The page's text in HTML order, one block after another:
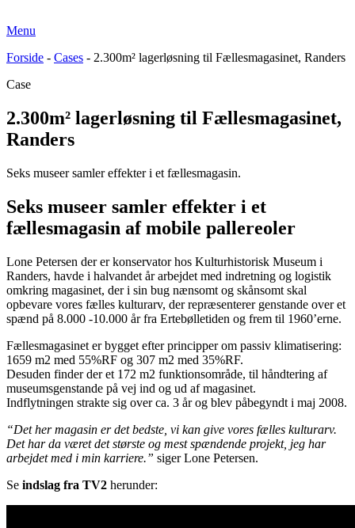
Menu
Forside - Cases - 2.300m² lagerløsning til Fællesmagasinet, Randers
Case
2.300m² lagerløsning til Fællesmagasinet,
Randers
Seks museer samler effekter i et fællesmagasin.
Seks museer samler effekter i et
fællesmagasin af mobile pallereoler
Lone Petersen der er konservator hos Kulturhistorisk Museum i
Randers, havde i halvandet år arbejdet med indretning og logistik
omkring magasinet, der i sin bug nænsomt og skånsomt skal
opbevare vores fælles kulturarv, der repræsenterer genstande over et
spænd på 8.000 -10.000 år fra Ertebølletiden og frem til 1960’erne.
Fællesmagasinet er bygget efter principper om passiv klimatisering:
1659 m2 med 55%RF og 307 m2 med 35%RF.
Desuden finder der et 172 m2 funktionsområde, til håndtering af
museumsgenstande på vej ind og ud af magasinet.
Indflytningen strakte sig over ca. 3 år og blev påbegyndt i maj 2008.
“Det her magasin er det bedste, vi kan give vores fælles kulturarv.
Det har da været det største og mest spændende projekt, jeg har
arbejdet med i min karriere.” siger Lone Petersen.
Se indslag fra TV2 herunder: